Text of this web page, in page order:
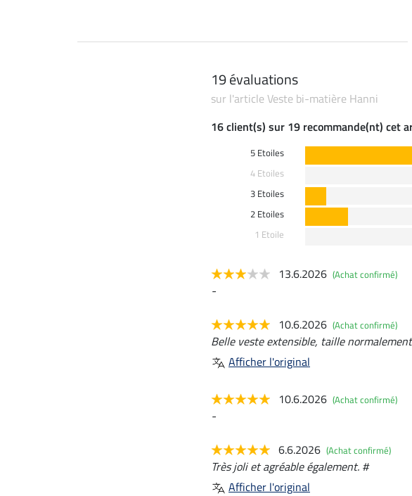
19 évaluations
sur l'article Veste bi-matière Hanni
16 client(s) sur 19 recommande(nt) cet
5 Etoiles
4 Etoiles
3 Etoiles
2 Etoiles
1 Etoile
13.6.2026 (Achat confirmé)
-
10.6.2026 (Achat confirmé)
Belle veste extensible, taille
Afficher l'original
10.6.2026 (Achat confirmé)
-
6.6.2026 (Achat confirmé)
Très joli et agréable également. #
Afficher l'original